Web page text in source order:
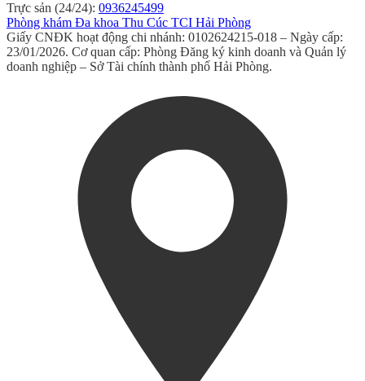
Trực sản (24/24): 0936245499
Phòng khám Đa khoa Thu Cúc TCI Hải Phòng
Giấy CNĐK hoạt động chi nhánh: 0102624215-018 – Ngày cấp:
23/01/2026. Cơ quan cấp: Phòng Đăng ký kinh doanh và Quản lý
doanh nghiệp – Sở Tài chính thành phố Hải Phòng.